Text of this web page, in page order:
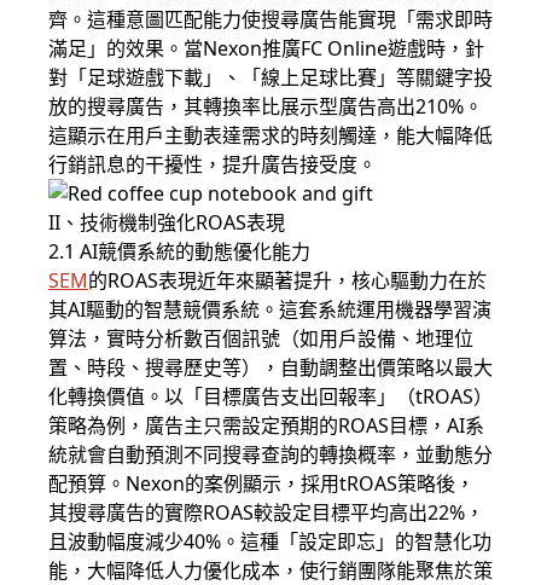
齊。這種意圖匹配能力使搜尋廣告能實現「需求即時
滿足」的效果。當Nexon推廣FC Online遊戲時，針
對「足球遊戲下載」、「線上足球比賽」等關鍵字投
放的搜尋廣告，其轉換率比展示型廣告高出210%。
這顯示在用戶主動表達需求的時刻觸達，能大幅降低
行銷訊息的干擾性，提升廣告接受度。
II、技術機制強化ROAS表現
2.1 AI競價系統的動態優化能力
SEM的ROAS表現近年來顯著提升，核心驅動力在於
其AI驅動的智慧競價系統。這套系統運用機器學習演
算法，實時分析數百個訊號（如用戶設備、地理位
置、時段、搜尋歷史等），自動調整出價策略以最大
化轉換價值。以「目標廣告支出回報率」（tROAS）
策略為例，廣告主只需設定預期的ROAS目標，AI系
統就會自動預測不同搜尋查詢的轉換概率，並動態分
配預算。Nexon的案例顯示，採用tROAS策略後，
其搜尋廣告的實際ROAS較設定目標平均高出22%，
且波動幅度減少40%。這種「設定即忘」的智慧化功
能，大幅降低人力優化成本，使行銷團隊能聚焦於策